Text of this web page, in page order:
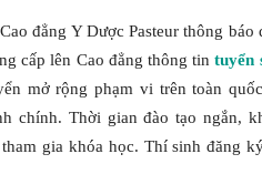
đẳng Y Dược Pasteur thông
cấp lên Cao đẳng thông tintuyển
mở rộng phạm vi trên toàn
chính. Thời gian đào tạo ngắn,
gia khóa học. Thí sinh đăng